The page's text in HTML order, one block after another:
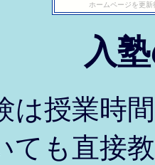
ホームページを更
入
は授業時
ても直接